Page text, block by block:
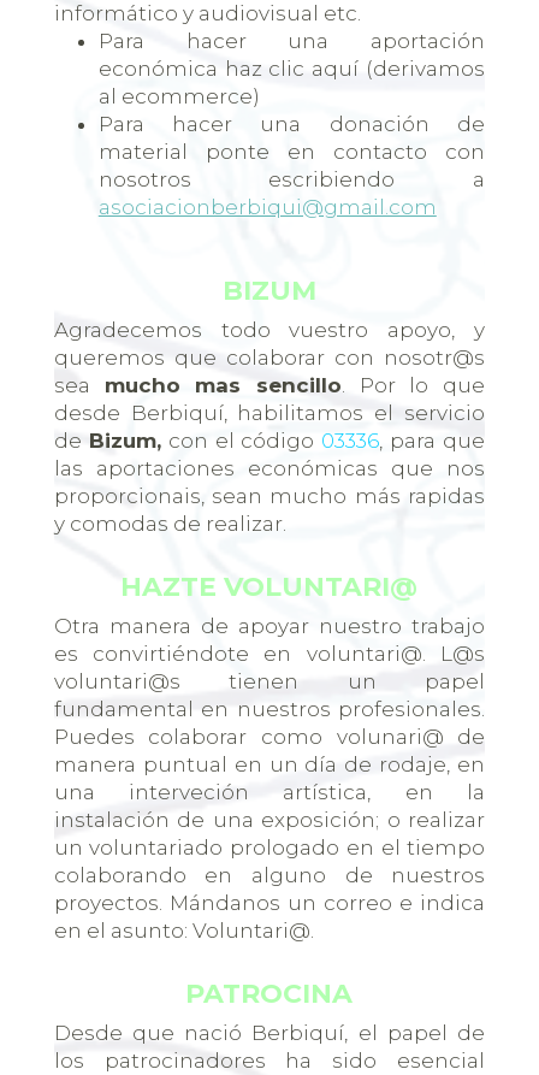
informático y audiovisual etc.
Para hacer una aportación
económica haz clic aquí (derivamos
al ecommerce)
Para hacer una donación de
material ponte en contacto con
nosotros escribiendo a
asociacionberbiqui@gmail.com
BIZUM
Agradecemos todo vuestro apoyo, y
queremos que colaborar con nosotr@s
sea mucho mas sencillo. Por lo que
desde Berbiquí, habilitamos el servicio
de Bizum,con el código 03336, para que
las aportaciones económicas que nos
proporcionais, sean mucho más rapidas
y comodas de realizar.
HAZTE VOLUNTARI@
Otra manera de apoyar nuestro trabajo
es convirtiéndote en voluntari@. L@s
voluntari@s tienen un papel
fundamental en nuestros profesionales.
Puedes colaborar como volunari@ de
manera puntual en un día de rodaje, en
una interveción artística, en la
instalación de una exposición; o realizar
un voluntariado prologado en el tiempo
colaborando en alguno de nuestros
proyectos. Mándanos un correo e indica
en el asunto: Voluntari@.
PATROCINA
Desde que nació Berbiquí, el papel de
los patrocinadores ha sido esencial